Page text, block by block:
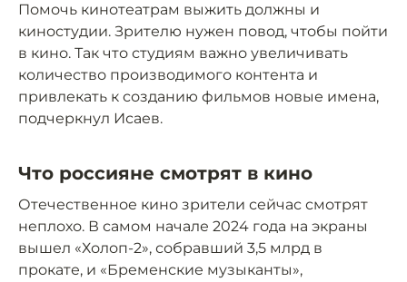
Помочь кинотеатрам выжить должны и
киностудии. Зрителю нужен повод, чтобы пойти
в кино. Так что студиям важно увеличивать
количество производимого контента и
привлекать к созданию фильмов новые имена,
подчеркнул Исаев.
Что россияне смотрят в кино
Отечественное кино зрители сейчас смотрят
неплохо. В самом начале 2024 года на экраны
вышел «Холоп-2», собравший 3,5 млрд в
прокате, и «Бременские музыканты»,